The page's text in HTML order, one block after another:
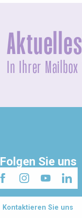
Aktuelles
In Ihrer Mailbox
Folgen Sie uns
Kontaktieren Sie uns